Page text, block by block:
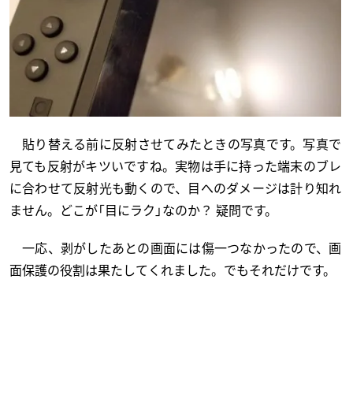
貼り替える前に反射させてみたときの写真です。写真で
見ても反射がキツいですね。実物は手に持った端末のブレ
に合わせて反射光も動くので、目へのダメージは計り知れ
ません。どこが「目にラク」なのか？ 疑問です。
一応、剥がしたあとの画面には傷一つなかったので、画
面保護の役割は果たしてくれました。でもそれだけです。